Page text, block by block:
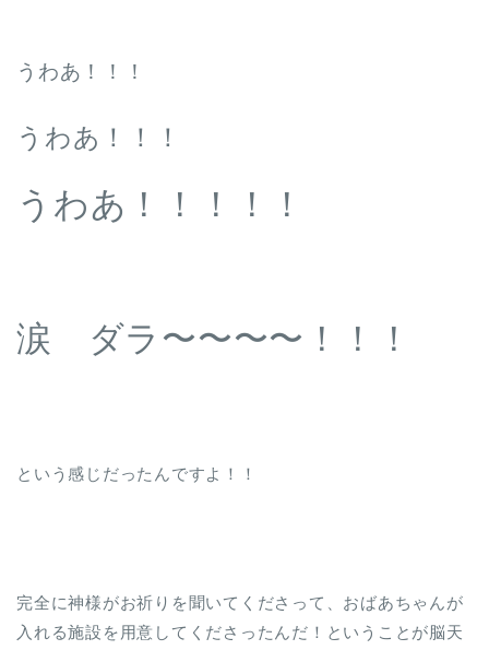
うわあ！！！
うわあ！！！
うわあ！！！！！
涙 ダラ〜〜〜〜！！！
という感じだったんですよ！！
完全に神様がお祈りを聞いてくださって、おばあちゃんが
入れる施設を用意してくださったんだ！ということが脳天